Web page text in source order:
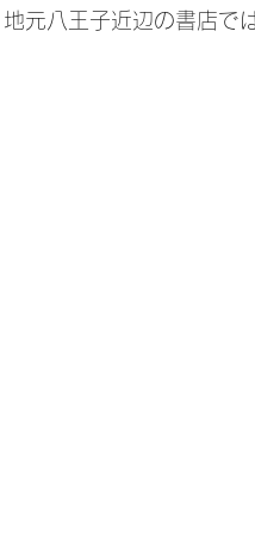
地元八王子近辺の書店で